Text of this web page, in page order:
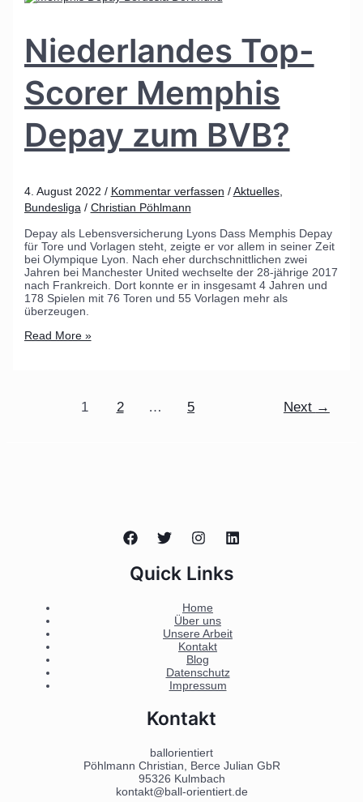
Niederlandes Top-
Scorer Memphis
Depay zum BVB?
4. August 2022 / Kommentar verfassen /Aktuelles,
Bundesliga / Christian Pöhlmann
Depay als Lebensversicherung Lyons Dass Memphis Depay
für Tore und Vorlagen steht, zeigte er vor allem in seiner Zeit
bei Olympique Lyon. Nach eher durchschnittlichen zwei
Jahren bei Manchester United wechselte der 28-jährige 2017
nach Frankreich. Dort konnte er in insgesamt 4 Jahren und
178 Spielen mit 76 Toren und 55 Vorlagen mehr als
überzeugen.
Read More »
1 2 … 5 Next →
Quick Links
Home
Über uns
Unsere Arbeit
Kontakt
Blog
Datenschutz
Impressum
Kontakt
ballorientiert
Pöhlmann Christian, Berce Julian GbR
95326 Kulmbach
kontakt@ball-orientiert.de